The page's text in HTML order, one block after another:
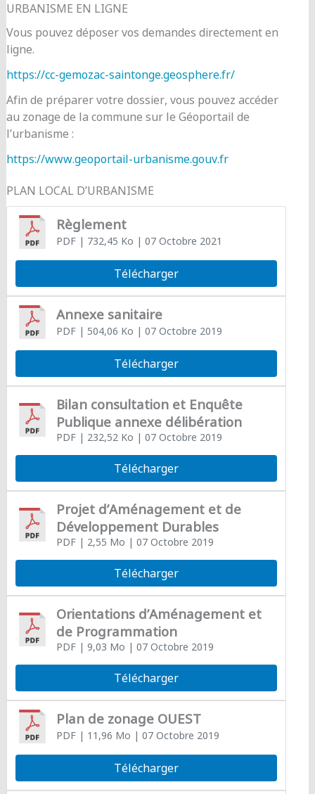
URBANISME EN LIGNE
Vous pouvez déposer vos demandes directement en
ligne.
https://cc-gemozac-saintonge.geosphere.fr/
Afin de préparer votre dossier, vous pouvez accéder
au zonage de la commune sur le Géoportail de
l’urbanisme :
https://www.geoportail-urbanisme.gouv.fr
PLAN LOCAL D’URBANISME
Règlement
PDF| 732,45 Ko | 07 Octobre 2021
Télécharger
Annexe sanitaire
PDF| 504,06 Ko | 07 Octobre 2019
Télécharger
Bilan consultation et Enquête
Publique annexe délibération
PDF| 232,52 Ko | 07 Octobre 2019
Télécharger
Projet d’Aménagement et de
Développement Durables
PDF| 2,55 Mo | 07 Octobre 2019
Télécharger
Orientations d’Aménagement et
de Programmation
PDF| 9,03 Mo | 07 Octobre 2019
Télécharger
Plan de zonage OUEST
PDF| 11,96 Mo | 07 Octobre 2019
Télécharger